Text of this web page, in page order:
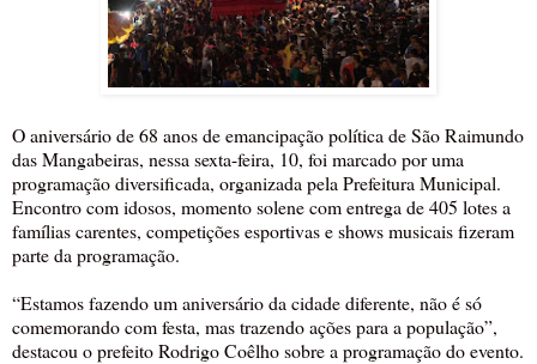
O aniversário de 68 anos de emancipação política de São Raimundo
das Mangabeiras, nessa sexta-feira, 10, foi marcado por uma
programação diversificada, organizada pela Prefeitura Municipal.
Encontro com idosos, momento solene com entrega de 405 lotes a
famílias carentes, competições esportivas e shows musicais fizeram
parte da programação.
“Estamos fazendo um aniversário da cidade diferente, não é só
comemorando com festa, mas trazendo ações para a população”,
destacou o prefeito Rodrigo Coêlho sobre a programação do evento.